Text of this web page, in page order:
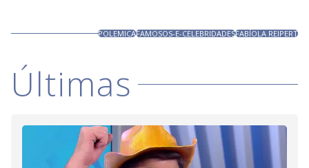
POLEMICAFAMOSOS-E-CELEBRIDADESFABÍOLA REIPERT
Últimas